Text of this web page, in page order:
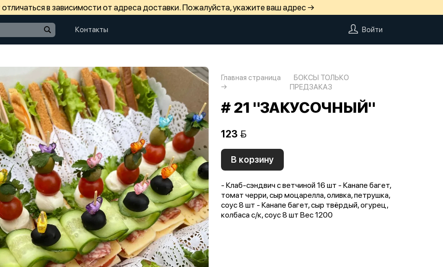
в зависимости от адреса доставки. Пожалуйста, укажите ваш адрес →
Контакты Войти
Главная страница
БОКСЫ ТОЛЬКО
ПРЕДЗАКАЗ
# 21 "ЗАКУСОЧНЫЙ"
123 
В корзину
- Клаб-сэндвич с ветчиной 16 шт - Канапе багет,
томат черри, сыр моцарелла, оливка, петрушка,
соус 8 шт - Канапе багет, сыр твёрдый, огурец,
колбаса с/к, соус 8 шт Вес 1200